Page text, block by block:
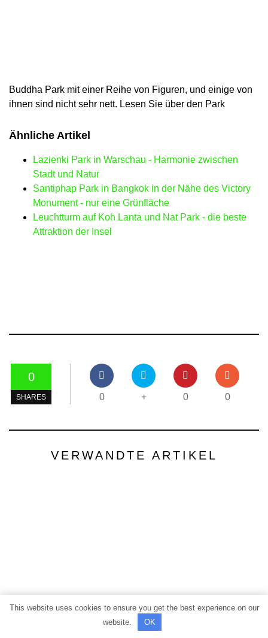
Buddha Park mit einer Reihe von Figuren, und einige von
ihnen sind nicht sehr nett. Lesen Sie über den Park
Ähnliche Artikel
Lazienki Park in Warschau - Harmonie zwischen
Stadt und Natur
Santiphap Park in Bangkok in der Nähe des Victory
Monument - nur eine Grünfläche
Leuchtturm auf Koh Lanta und Nat Park - die beste
Attraktion der Insel
0
SHARES 0 + 0 0
VERWANDTE ARTIKEL
This website uses cookies to ensure you get the best experience on our
website.
OK